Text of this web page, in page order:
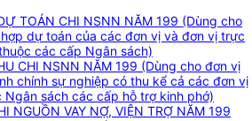
TOÁN CHI NSNN NĂM 199 (Dùng cho
dự toán của các đơn vị và đơn vị trực
các cấp Ngân sách)
CHI NSNN NĂM 199 (Dùng cho đơn vị
chính sự nghiệp có thu kể cả các đơn vị
sách các cấp hỗ trợ kinh phớ)
NGUỒN VAY NỢ, VIỆN TRỢ NĂM 199